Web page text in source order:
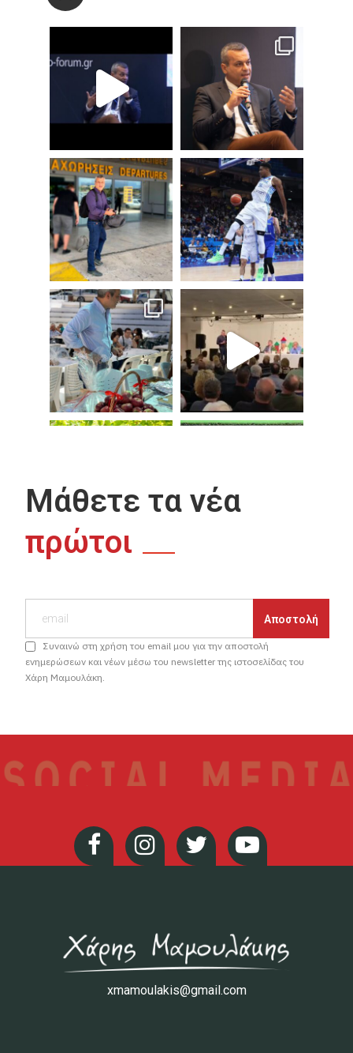
Μάθετε τα νέα
πρώτοι
Συναινώ στη χρήση του email μου για την αποστολή
ενημερώσεων και νέων μέσω του newsletter της ιστοσελίδας του
Χάρη Μαμουλάκη.
xmamoulakis@gmail.com